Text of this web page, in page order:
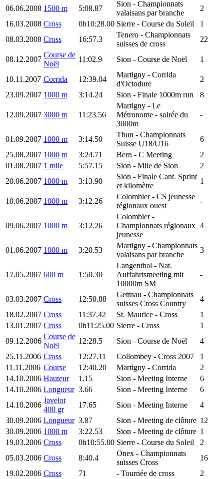
06.06.2008 1500 m 5:08.87
Sion - Championnats
valaisans par branche
2
16.03.2008 Cross 0h10:28.00 Sierre - Course du Soleil
1
08.03.2008 Cross 16:57.3
Tenero - Championnats
suisses de cross
22
08.12.2007
Course de
Noël
11:02.9 Sion - Course de Noël 1
10.11.2007 Corrida 12:39.04
Martigny - Corrida
d'Octodure
2
23.09.2007 1000 m 3:14.24 Sion - Finale 1000m run 8
12.09.2007 3000 m 11:23.56
Martigny - Le
Métronome - soirée du
3000m
-
01.09.2007 1000 m 3:14.50
Thun - Championnats
Suisse U18/U16
6
25.08.2007 1000 m 3:24.71 Bern - C Meeting
2
01.08.2007 1 mile 5:57.15 Sion - Mile de Sion
2
20.06.2007 1000 m 3:13.90
Sion - Finale Cant. Sprint
et kilomètre
1
10.06.2007 1000 m 3:12.26
Colombier- CS jeunesse
régionaux ouest
-
09.06.2007 1000 m 3:12.26
Colombier-
Championnats régionaux
jeunesse
4
01.06.2007 1000 m 3:20.53
Martigny - Championnats
valaisans par branche
3
17.05.2007 600 m 1:50.30
Langenthal - Nat.
Auffahrtsmeeting mit
10000m SM
-
03.03.2007 Cross 12:50.88
Gettnau - Championnats
suisses Cross Country
4
18.02.2007 Cross 11:37.42 St. Maurice - Cross
1
13.01.2007 Cross 0h11:25.00 Sierre - Cross
1
09.12.2006
Course de
Noël
12:28.5 Sion - Course de Noël
4
25.11.2006 Cross 12:27.11 Collombey - Cross 2007
1
11.11.2006 Course 12:40.20 Martigny - Corrida
2
14.10.2006 Hauteur 1.15 Sion - Meeting Interne
6
14.10.2006 Longueur 3.66 Sion - Meeting Interne
6
14.10.2006
Javelot
400 gr
17.65 Sion - Meeting Interne
4
30.09.2006 Longueur 3.87 Sion - Meeting de clôture 12
30.09.2006 1000 m 3:22.53 Sion - Meeting de clôture 1
19.03.2006 Cross 0h10:55.00 Sierre - Course du Soleil
2
05.03.2006 Cross 8:40.4
Onex - Championnats
suisses Cross
16
19.02.2006 Cross 71 - Tournée de cross
2